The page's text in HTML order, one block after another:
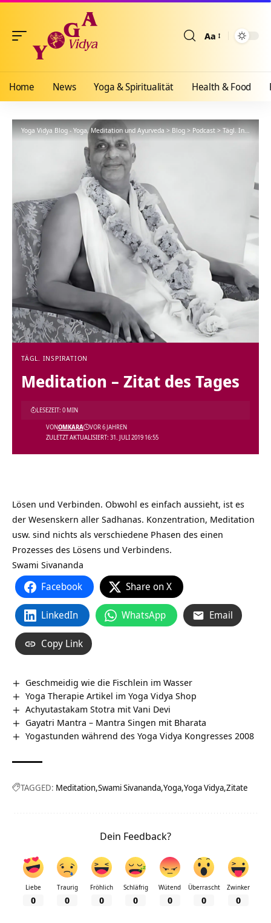
Aa
Home News Yoga & Spiritualität Health & Food
Yoga Vidya Blog - Yoga, Meditation und Ayurveda>Blog>Podcast>Tägl. Inspiration
TÄGL. INSPIRATION
Meditation – Zitat des Tages
ZULETZT AKTUALISIERT: 31. JULI 2019 16:55
VONOMKARA VOR 6 JAHREN
LESEZEIT: 0 MIN
Lösen und Verbinden. Obwohl es einfach aussieht, ist es
der Wesenskern aller Sadhanas. Konzentration, Meditation
usw. sind nichts als verschiedene Phasen des einen
Prozesses des Lösens und Verbindens.
Swami Sivananda
Facebook Share on X
LinkedIn WhatsApp Email
Copy Link
Geschmeidig wie die Fischlein im Wasser
Yoga Therapie Artikel im Yoga Vidya Shop
Achyutastakam Stotra mit Vani Devi
Gayatri Mantra – Mantra Singen mit Bharata
Yogastunden während des Yoga Vidya Kongresses 2008
TAGGED: Meditation Swami Sivananda Yoga Yoga Vidya Zitate
Dein Feedback?
Liebe
0
Traurig
0
Fröhlich
0
Schläfrig
0
Wütend
0
Überrascht
0
Zwinker
0